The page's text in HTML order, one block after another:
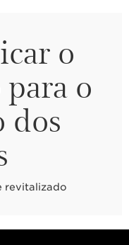
o
o
dos
revitalizado